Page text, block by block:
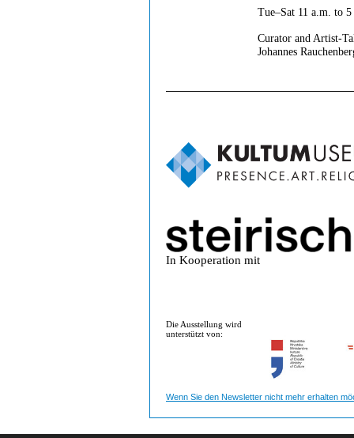
Tue–Sat 11 a.m. to
Curator and Artist-
Johannes
In Kooperation mit
Die Ausstellung wird
unterstützt von:
Wenn Sie den Newsletter nicht mehr erhalten